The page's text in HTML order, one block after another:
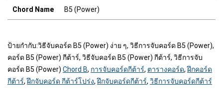
Chord Name B5 (Power)
ป้ายกำกับ:วิธีจับคอร์ด B5 (Power) ง่าย ๆ, วิธีการจับคอร์ด B5 (Power),
คอร์ด B5 (Power) กีต้าร์, วิธีจับคอร์ด B5 (Power) กีต้าร์, วิธีการจับ
คอร์ด B5 (Power) Chord B, การจับคอร์ดกีต้าร์, ตารางคอร์ด,ฝึกคอร์ด
กีต้าร์,ฝึกจับคอร์ด กีต้าร์โปร่ง,ฝึกจับคอร์ดกีต้าร์, วิธีการจับคอร์ดกีต้าร์